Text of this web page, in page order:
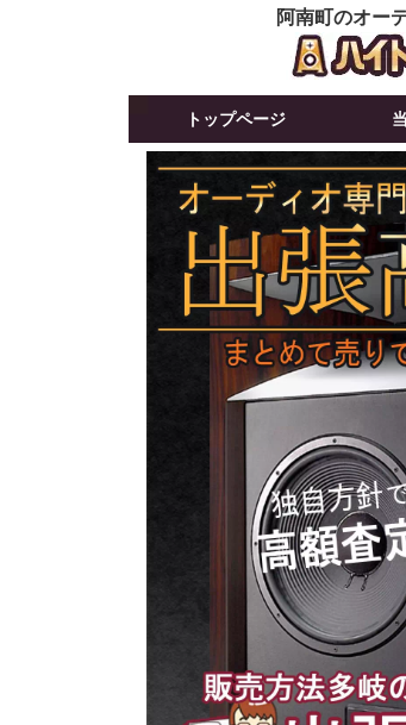
阿南町のオー
トップページ